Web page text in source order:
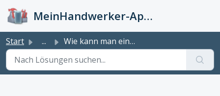
MeinHandwerker-App Info-Kiste
Start ... Wie kann man eine Push-Benachrichtigung an Projektleiter ...